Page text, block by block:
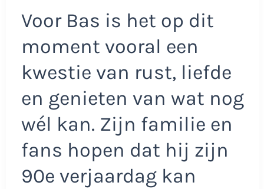
Voor Bas is het op dit
moment vooral een
kwestie van rust, liefde
en genieten van wat nog
wél kan. Zijn familie en
fans hopen dat hij zijn
90e verjaardag kan